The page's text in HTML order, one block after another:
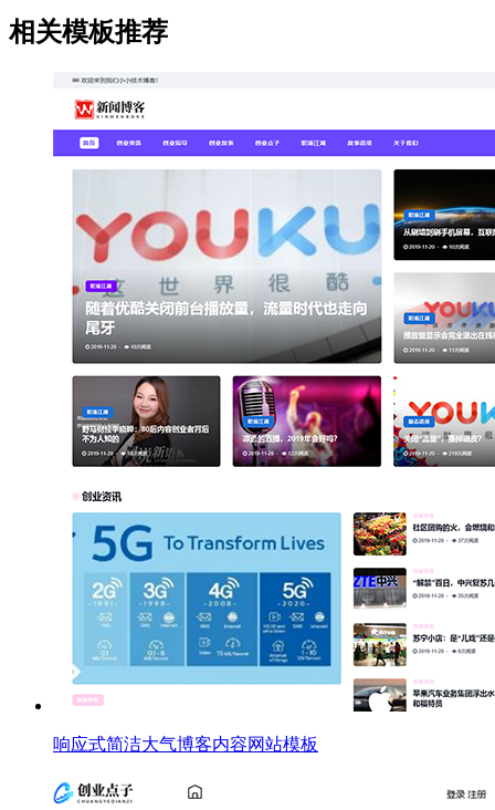
相关模板推荐
响应式简洁大气博客内容网站模板